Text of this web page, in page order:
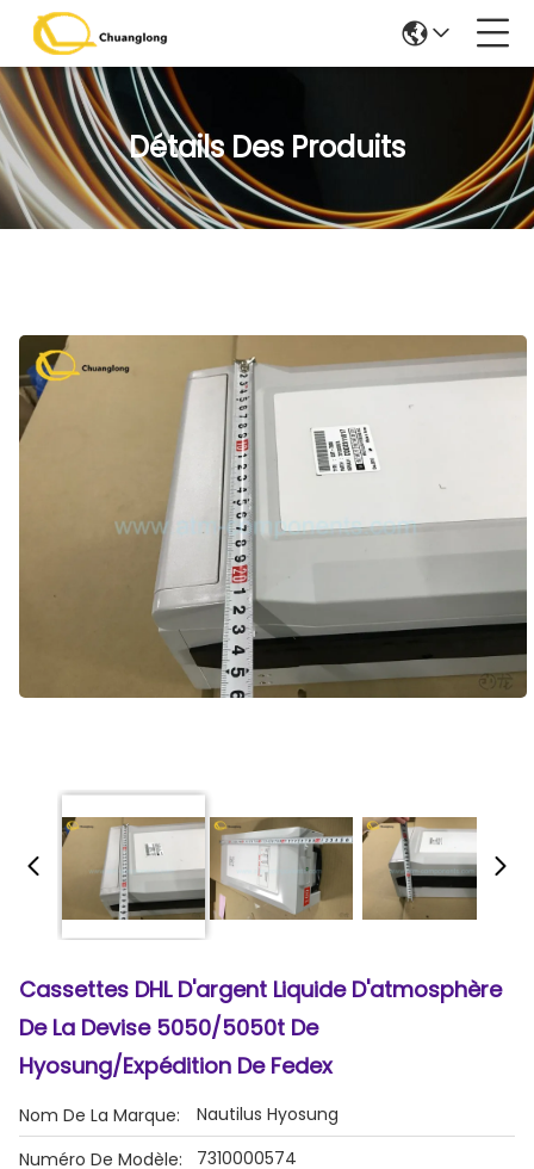
Détails Des Produits
Cassettes DHL D'argent Liquide D'atmosphère
De La Devise 5050/5050t De
Hyosung/expédition De Fedex
Nom De La Marque:
Nautilus Hyosung
Numéro De Modèle:
7310000574